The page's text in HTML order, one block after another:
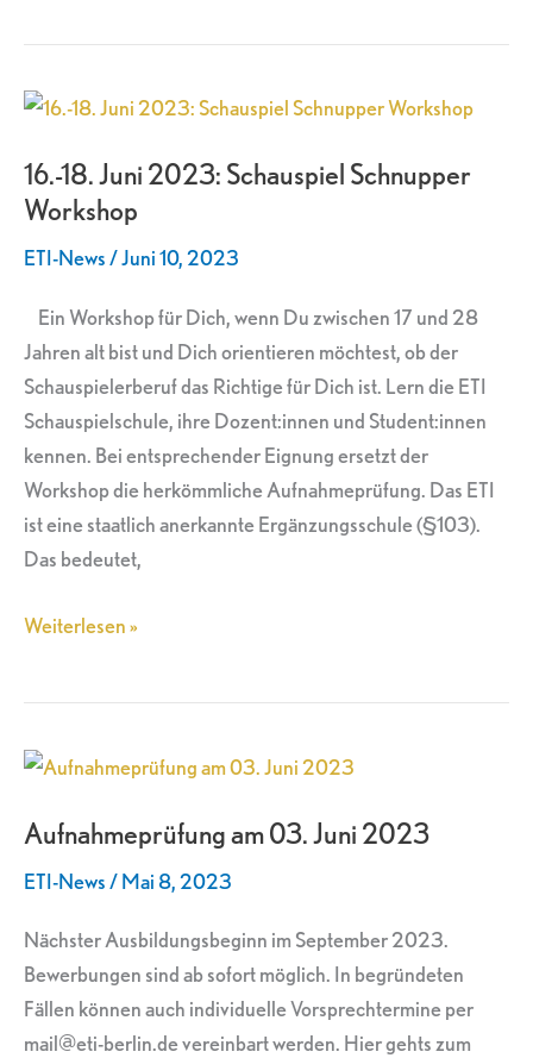
16.-18. Juni 2023: Schauspiel Schnupper
Workshop
ETI-News/Juni 10, 2023
Ein Workshop für Dich, wenn Du zwischen 17 und 28
Jahren alt bist und Dich orientieren möchtest, ob der
Schauspielerberuf das Richtige für Dich ist. Lern die ETI
Schauspielschule, ihre Dozent:innen und Student:innen
kennen. Bei entsprechender Eignung ersetzt der
Workshop die herkömmliche Aufnahmeprüfung. Das ETI
ist eine staatlich anerkannte Ergänzungsschule (§103).
Das bedeutet,
16.-18.
2023:
Schauspiel
Weiterlesen »
Aufnahmeprüfung am 03. Juni 2023
ETI-News/Mai 8, 2023
Nächster Ausbildungsbeginn im September 2023.
Bewerbungen sind ab sofort möglich. In begründeten
Fällen können auch individuelle Vorsprechtermine per
mail@eti-berlin.de vereinbart werden. Hier gehts zum
Aufnahmeprüfung
03.